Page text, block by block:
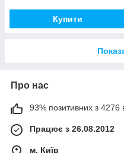
Купити
Про нас
93% позитивних з 4276
Працює з 26.08.2012
м. Київ